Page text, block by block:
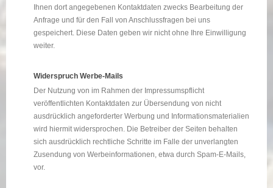
Ihnen dort angegebenen Kontaktdaten zwecks Bearbeitung der
Anfrage und für den Fall von Anschlussfragen bei uns
gespeichert. Diese Daten geben wir nicht ohne Ihre Einwilligung
weiter.
Widerspruch Werbe-Mails
Der Nutzung von im Rahmen der Impressumspflicht
veröffentlichten Kontaktdaten zur Übersendung von nicht
ausdrücklich angeforderter Werbung und Informationsmaterialien
wird hiermit widersprochen. Die Betreiber der Seiten behalten
sich ausdrücklich rechtliche Schritte im Falle der unverlangten
Zusendung von Werbeinformationen, etwa durch Spam-E-Mails,
vor.